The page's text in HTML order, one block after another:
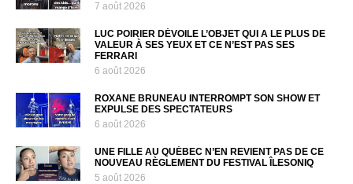
7 août 2026
LUC POIRIER DÉVOILE L’OBJET QUI A LE PLUS DE
VALEUR À SES YEUX ET CE N’EST PAS SES
FERRARI
6 août 2026
ROXANE BRUNEAU INTERROMPT SON SHOW ET
EXPULSE DES SPECTATEURS
6 août 2026
UNE FILLE AU QUÉBEC N’EN REVIENT PAS DE CE
NOUVEAU RÈGLEMENT DU FESTIVAL ÎLESONIQ
5 août 2026